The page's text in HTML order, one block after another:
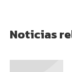
Noticias